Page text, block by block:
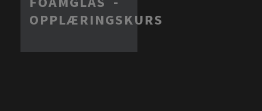
OPPLÆRINGSKURS